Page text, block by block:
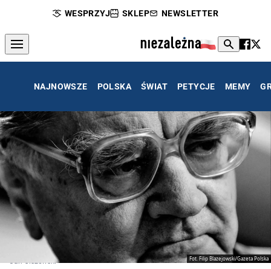
WESPRZYJ SKLEP NEWSLETTER
NAJNOWSZE POLSKA ŚWIAT PETYCJE MEMY
Fot. Filip Blazejowski/Gazeta Polska
Jan Olszewski